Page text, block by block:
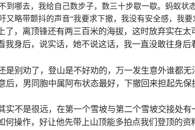
到哪去，我给自己数步子，数三十步歇一歇。蚂蚁状
又略带颤抖的声音“我要求下撤，我没有安全感，我
了，离顶锋还有两三百米的海拔，这时放弃实在
我身后，说实话，她不说这话，我一直没敢往身
是别劝了，登山是不好劝的，万一发生意外谁都无
后，男同胞中属阿布状态最好，下撤回来担起先
实不是很远，在第一个雪坡与第二个雪坡交接处
何操作，好让他先带上山顶能多拍点我们登顶的